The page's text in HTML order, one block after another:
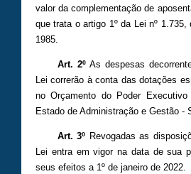
valor da complementação de
que trata o artigo 1º da Lei nº
1985.
Art. 2ºAs despesas
Lei correrão à conta das dotações
no Orçamento do Poder
Estado de Administração e Gestão -
Art. 3º Revogadas as
Lei entra em vigor na data de sua
seus efeitos a 1º de janeiro de 2022.